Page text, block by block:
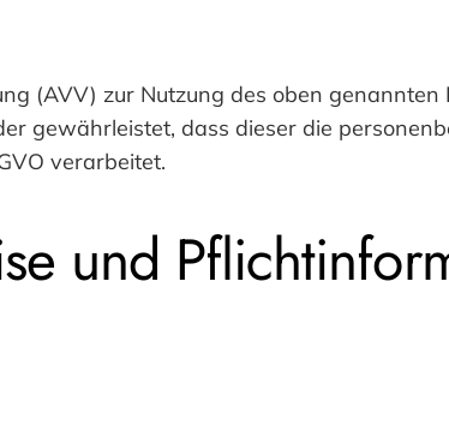
(AVV) zur Nutzung des oben genannten
gewährleistet, dass dieser die
verarbeitet.
und